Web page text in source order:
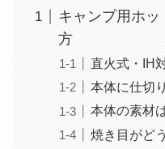
キャンプ用ホ
方
直火式・IH
本体に仕切
本体の素材
焼き目がど